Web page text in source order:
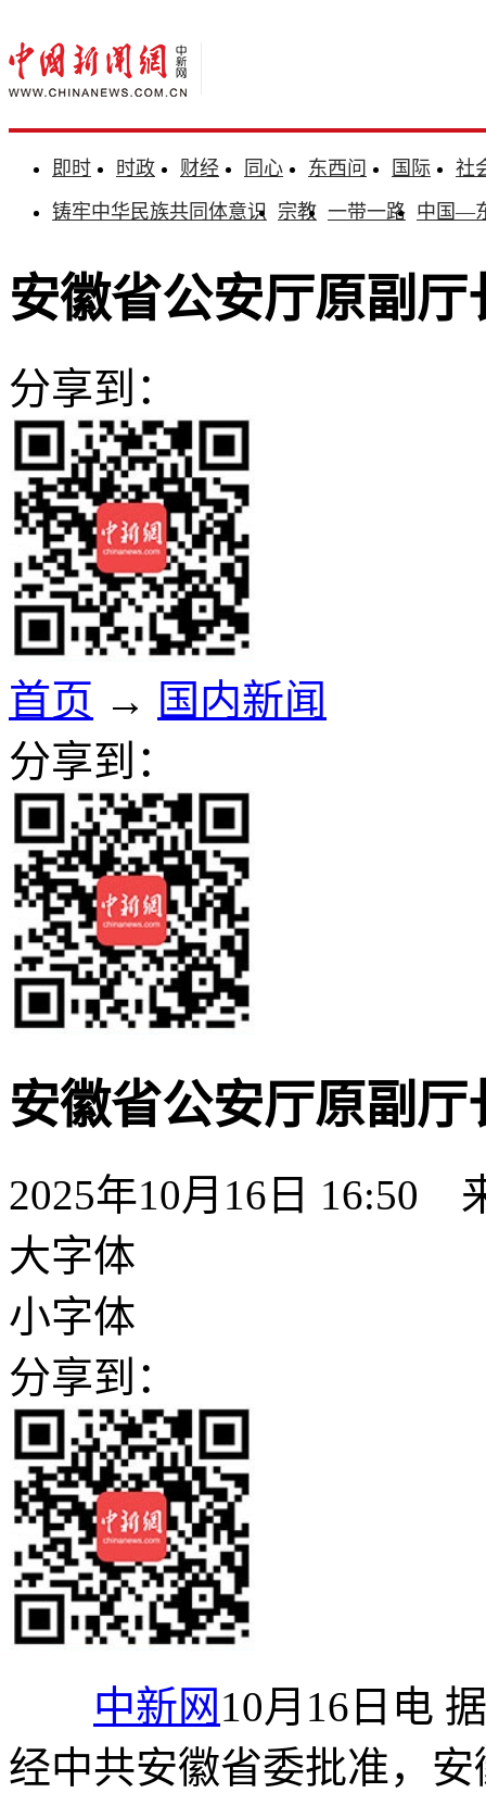
即时 时政 财经 同心 东西问 国际
社
铸牢中华民族共同体意识 宗教 一带一路 中国—
安徽省公安厅原副
分享到：
首页 → 国内新闻
分享到：
安徽省公安厅原副
2025年10月16日 16:50
大字体
小字体
分享到：
中新网 10月16日电
经中共安徽省委批准，